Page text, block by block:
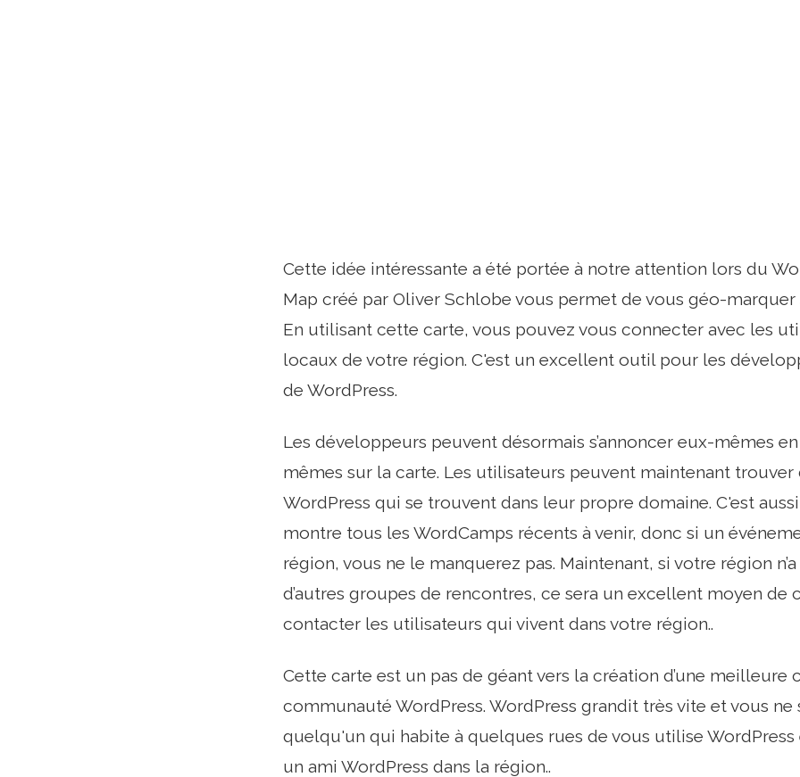
Cette idée intéressante a été portée à notre attention lors du
Map créé par Oliver Schlobe vous permet de vous géo-
En utilisant cette carte, vous pouvez vous connecter avec les
locaux de votre région. C'est un excellent outil pour les
de WordPress.
Les développeurs peuvent désormais s’annoncer eux-mêmes
mêmes sur la carte. Les utilisateurs peuvent maintenant
WordPress qui se trouvent dans leur propre domaine. C'est
montre tous les WordCamps récents à venir, donc si un
région, vous ne le manquerez pas. Maintenant, si votre région
d’autres groupes de rencontres, ce sera un excellent moyen de
contacter les utilisateurs qui vivent dans votre région..
Cette carte est un pas de géant vers la création d’une meilleure
communauté WordPress. WordPress grandit très vite et vous
quelqu'un qui habite à quelques rues de vous utilise
un ami WordPress dans la région..